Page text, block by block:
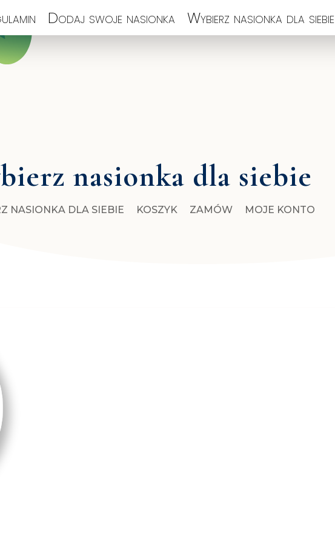
Dodaj swoje nasionka Wybierz nasionka dla siebie
nasionka dla siebie
NASIONKA DLA SIEBIE KOSZYK ZAMÓW MOJE KONTO